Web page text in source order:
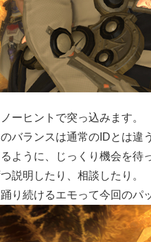
ーヒントで突っ込みます。
バランスは通常のIDとは違
ように、じっくり機会を待
説明したり、相談したり。
続けるエモって今回のパ